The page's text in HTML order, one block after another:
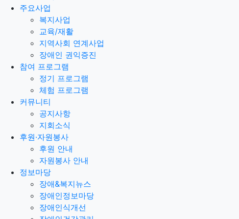
주요사업
복지사업
교육/재활
지역사회 연계사업
장애인 권익증진
참여 프로그램
정기 프로그램
체험 프로그램
커뮤니티
공지사항
지회소식
후원·자원봉사
후원 안내
자원봉사 안내
정보마당
장애&복지뉴스
장애인정보마당
장애인식개선